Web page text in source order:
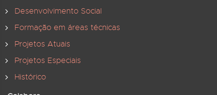
Desenvolvimento Social
Formação em áreas técnicas
Projetos Atuais
Projetos Especiais
Histórico